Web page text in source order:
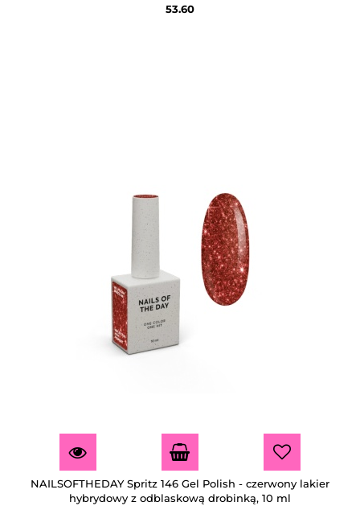
53.60
NAILSOFTHEDAY Spritz 146 Gel Polish - czerwony lakier
hybrydowy z odblaskową drobinką, 10 ml